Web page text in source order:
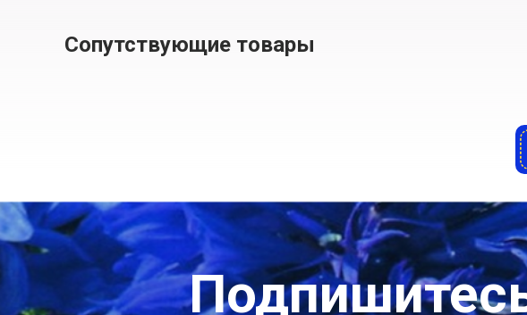
Сопутствующие товары